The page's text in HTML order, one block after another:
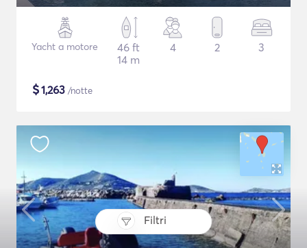
Filtri
Yacht a motore
46 ft
14 m
4 2 3
$1,263 /notte